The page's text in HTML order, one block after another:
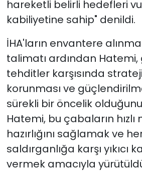
hareketli belirli hedefleri
kabiliyetine sahip" denildi.
İHA'ların envantere
talimatı ardından
tehditler karşısında
korunması ve
sürekli bir öncelik
Hatemi, bu çabaların
hazırlığını sağlamak ve
saldırganlığa karşı yıkıcı
vermek amacıyla